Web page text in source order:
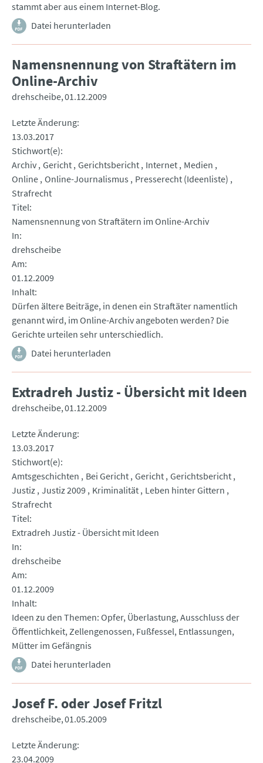
stammt aber aus einem Internet-Blog.
Datei herunterladen
Namensnennung von Straftätern im
Online-Archiv
drehscheibe 01.12.2009
Letzte Änderung
13.03.2017
Stichwort(e)
Archiv Gericht Gerichtsbericht Internet Medien
Online Online-Journalismus
Presserecht (Ideenliste)
Strafrecht
Titel
Namensnennung von Straftätern im Online-Archiv
In
drehscheibe
Am
01.12.2009
Inhalt
Dürfen ältere Beiträge, in denen ein Straftäter namentlich
genannt wird, im Online-Archiv angeboten werden? Die
Gerichte urteilen sehr unterschiedlich.
Datei herunterladen
Extradreh Justiz - Übersicht mit Ideen
drehscheibe 01.12.2009
Letzte Änderung
13.03.2017
Stichwort(e)
Amtsgeschichten
Bei Gericht Gericht Gerichtsbericht
Justiz Justiz 2009 Kriminalität Leben hinter Gittern
Strafrecht
Titel
Extradreh Justiz - Übersicht mit Ideen
In
drehscheibe
Am
01.12.2009
Inhalt
Ideen zu den Themen: Opfer, Überlastung, Ausschluss der
Öffentlichkeit, Zellengenossen, Fußfessel, Entlassungen,
Mütter im Gefängnis
Datei herunterladen
Josef F. oder Josef Fritzl
drehscheibe 01.05.2009
Letzte Änderung
23.04.2009